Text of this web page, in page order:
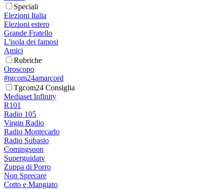
Speciali
Elezioni Italia
Elezioni estero
Grande Fratello
L'isola dei famosi
Amici
Rubriche
Oroscopo
#tgcom24amarcord
Tgcom24 Consiglia
Mediaset Infinity
R101
Radio 105
Virgin Radio
Radio Montecarlo
Radio Subasio
Comingsoon
Superguidatv
Zuppa di Porro
Non Sprecare
Cotto e Mangiato